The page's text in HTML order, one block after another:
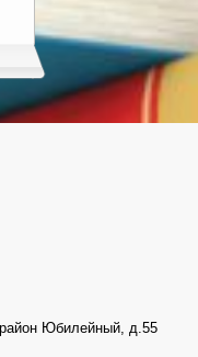
Юбилейный, д.55